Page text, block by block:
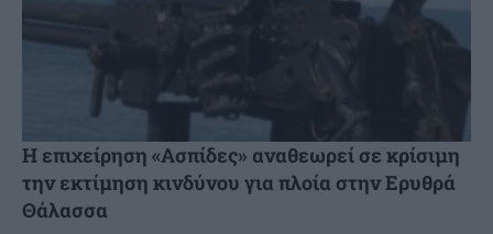
Η επιχείρηση «Ασπίδες» αναθεωρεί σε κρίσιμη
την εκτίμηση κινδύνου για πλοία στην Ερυθρά
Θάλασσα